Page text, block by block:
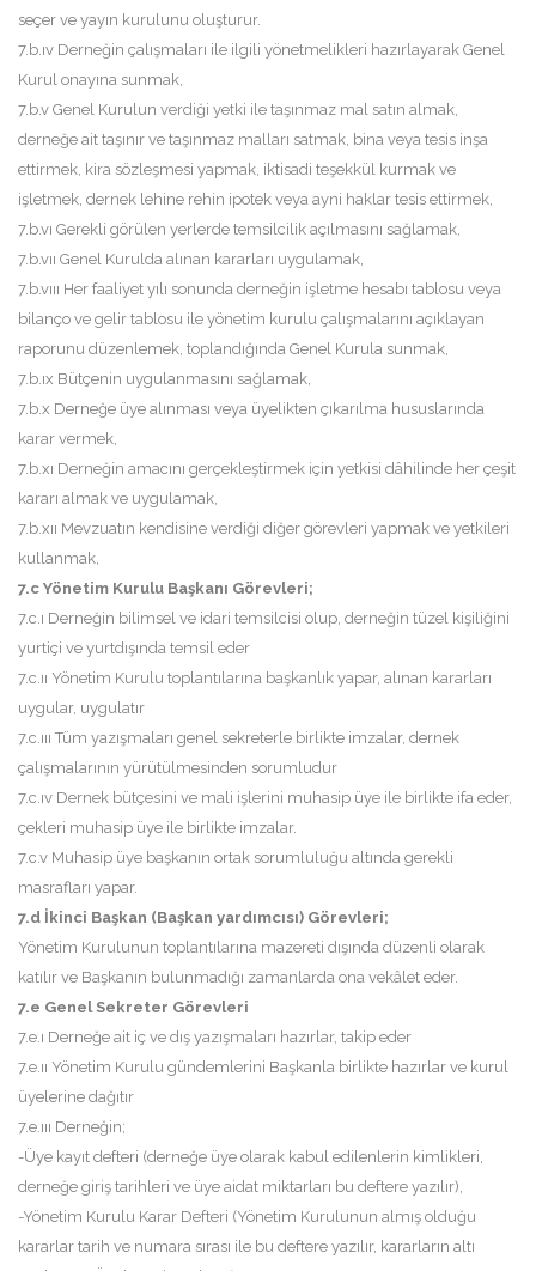
seçer ve yayın kurulunu oluşturur.
7.b.ıv Derneğin çalışmaları ile ilgili yönetmelikleri hazırlayarak Genel
Kurul onayına sunmak,
7.b.v Genel Kurulun verdiği yetki ile taşınmaz mal satın almak,
derneğe ait taşınır ve taşınmaz malları satmak, bina veya tesis inşa
ettirmek, kira sözleşmesi yapmak, iktisadi teşekkül kurmak ve
işletmek, dernek lehine rehin ipotek veya ayni haklar tesis ettirmek,
7.b.vı Gerekli görülen yerlerde temsilcilik açılmasını sağlamak,
7.b.vıı Genel Kurulda alınan kararları uygulamak,
7.b.vııı Her faaliyet yılı sonunda derneğin işletme hesabı tablosu veya
bilanço ve gelir tablosu ile yönetim kurulu çalışmalarını açıklayan
raporunu düzenlemek, toplandığında Genel Kurula sunmak,
7.b.ıx Bütçenin uygulanmasını sağlamak,
7.b.x Derneğe üye alınması veya üyelikten çıkarılma hususlarında
karar vermek,
7.b.xı Derneğin amacını gerçekleştirmek için yetkisi dâhilinde her çeşit
kararı almak ve uygulamak,
7.b.xıı Mevzuatın kendisine verdiği diğer görevleri yapmak ve yetkileri
kullanmak,
7.c Yönetim Kurulu Başkanı Görevleri;
7.c.ı Derneğin bilimsel ve idari temsilcisi olup, derneğin tüzel kişiliğini
yurtiçi ve yurtdışında temsil eder
7.c.ıı Yönetim Kurulu toplantılarına başkanlık yapar, alınan kararları
uygular, uygulatır
7.c.ııı Tüm yazışmaları genel sekreterle birlikte imzalar, dernek
çalışmalarının yürütülmesinden sorumludur
7.c.ıv Dernek bütçesini ve mali işlerini muhasip üye ile birlikte ifa eder,
çekleri muhasip üye ile birlikte imzalar.
7.c.v Muhasip üye başkanın ortak sorumluluğu altında gerekli
masrafları yapar.
7.d İkinci Başkan (Başkan yardımcısı) Görevleri;
Yönetim Kurulunun toplantılarına mazereti dışında düzenli olarak
katılır ve Başkanın bulunmadığı zamanlarda ona vekâlet eder.
7.e Genel Sekreter Görevleri
7.e.ı Derneğe ait iç ve dış yazışmaları hazırlar, takip eder
7.e.ıı Yönetim Kurulu gündemlerini Başkanla birlikte hazırlar ve kurul
üyelerine dağıtır
7.e.ııı Derneğin;
-Üye kayıt defteri (derneğe üye olarak kabul edilenlerin kimlikleri,
derneğe giriş tarihleri ve üye aidat miktarları bu deftere yazılır),
-Yönetim Kurulu Karar Defteri (Yönetim Kurulunun almış olduğu
kararlar tarih ve numara sırası ile bu deftere yazılır, kararların altı